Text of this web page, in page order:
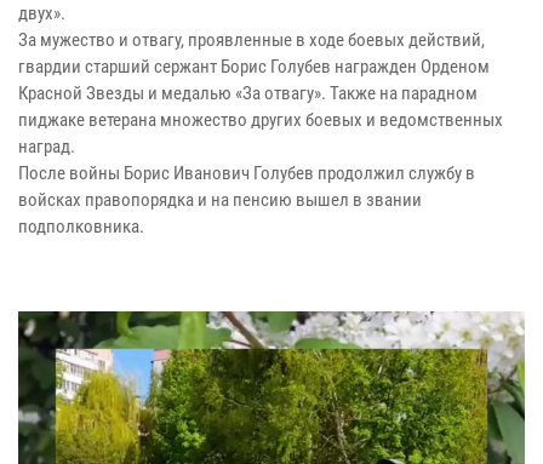
двух».
За мужество и отвагу, проявленные в ходе боевых действий,
гвардии старший сержант Борис Голубев награжден Орденом
Красной Звезды и медалью «За отвагу». Также на парадном
пиджаке ветерана множество других боевых и ведомственных
наград.
После войны Борис Иванович Голубев продолжил службу в
войсках правопорядка и на пенсию вышел в звании
подполковника.